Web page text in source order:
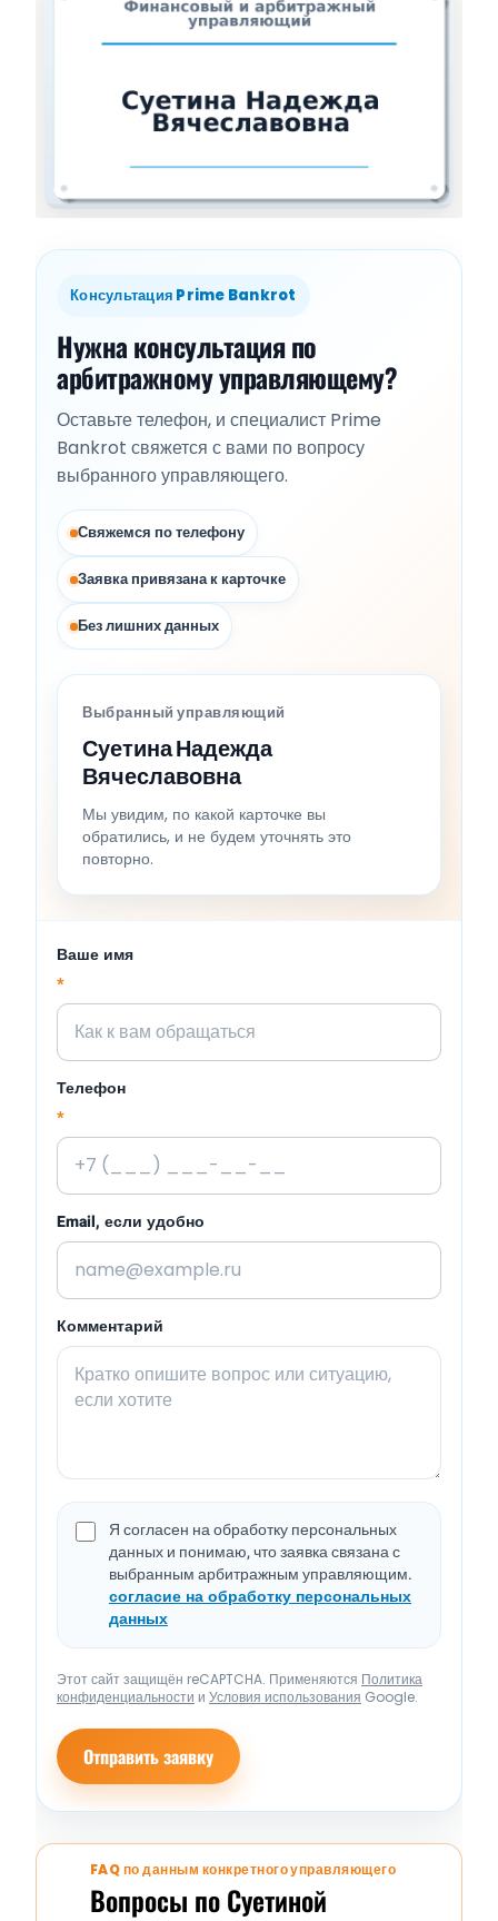
Консультация Prime Bankrot
Нужна консультация по
арбитражному управляющему?
Оставьте телефон, и специалист Prime
Bankrot свяжется с вами по вопросу
выбранного управляющего.
Свяжемся по телефону
Заявка привязана к карточке
Без лишних данных
Выбранный управляющий
Суетина Надежда
Вячеславовна
Мы увидим, по какой карточке вы
обратились, и не будем уточнять это
повторно.
Ваше имя
*
Телефон
*
Email, если удобно
Комментарий
Я согласен на обработку персональных
данных и понимаю, что заявка связана с
выбранным арбитражным управляющим.
согласие на обработку персональных
данных
Этот сайт защищён reCAPTCHA. Применяются Политика
конфиденциальности и Условия использования Google.
Отправить заявку
FAQ по данным конкретного управляющего
Вопросы по Суетиной